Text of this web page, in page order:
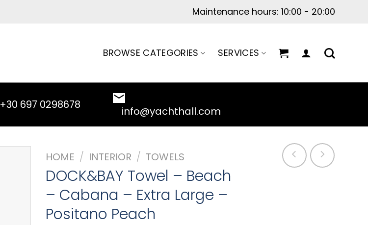
Monday-Friday: 9:00-17:00
BROWSE CATEGORIES SERVICES
+30 697 0298678 info@yachthall.com
HOME / INTERIOR / TOWELS
DOCK&BAY Towel – Beach
– Cabana – Extra Large –
Positano Peach